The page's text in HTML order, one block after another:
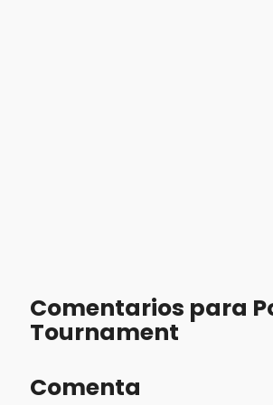
Comentarios para
Tournament
Comenta